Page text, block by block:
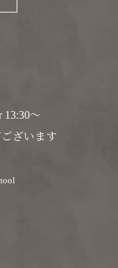
13:30～
ざいます